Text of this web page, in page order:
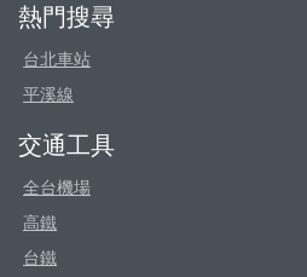
Footer
熱門搜尋
台北車站
平溪線
交通工具
全台機場
高鐵
台鐵